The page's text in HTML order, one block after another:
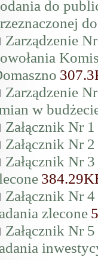
do
Zarządzenie
Zarządzenie
w
Załącznik Nr
Załącznik Nr
Załącznik Nr
Załącznik Nr
zlecone
Załącznik Nr